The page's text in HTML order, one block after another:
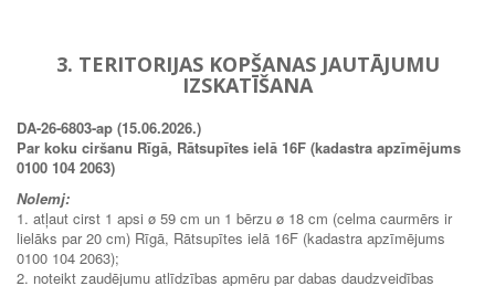
3. TERITORIJAS KOPŠANAS JAUTĀJUMU
IZSKATĪŠANA
DA-26-6803-ap (15.06.2026.)
Par koku ciršanu Rīgā, Rātsupītes ielā 16F (kadastra apzīmējums
0100 104 2063)
Nolemj:
1. atļaut cirst 1 apsi ø 59 cm un 1 bērzu ø 18 cm (celma caurmērs ir
lielāks par 20 cm) Rīgā, Rātsupītes ielā 16F (kadastra apzīmējums
0100 104 2063);
2. noteikt zaudējumu atlīdzības apmēru par dabas daudzveidības